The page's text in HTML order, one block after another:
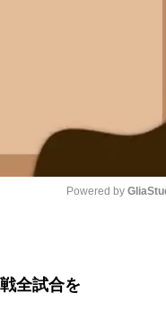
Powered by
全試合を